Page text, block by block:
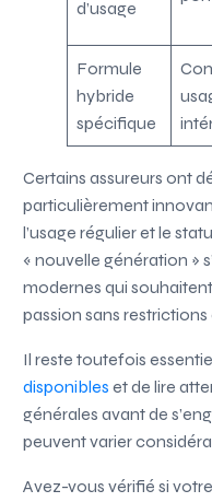
d’usage
Formule
hybride
spécifique
Certains assureurs ont
particulièrement
l’usage régulier et le
« nouvelle génération »
modernes qui
passion sans restrictions
Il reste toutefois
disponibles et de lire
générales avant de
peuvent varier
Avez-vous vérifié si